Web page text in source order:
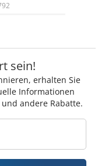
sein!
erhalten Sie
Informationen
andere Rabatte.